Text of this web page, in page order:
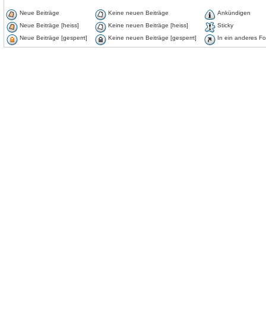
Neue Beiträge Keine neuen Beiträge
Ankündigen
Neue Beiträge [heiss]
Keine neuen Beiträge [heiss]
Sticky
Neue Beiträge [gesperrt]
Keine neuen Beiträge [gesperrt] In ein anderes